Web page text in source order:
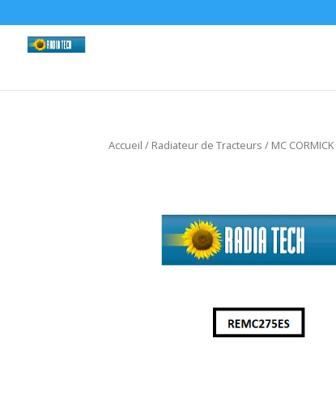
Accueil / Radiateur de Tracteurs / MC CORMICK